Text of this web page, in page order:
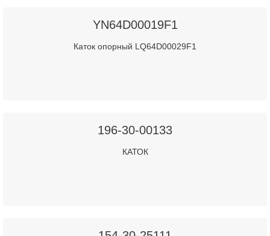
YN64D00019F1
Каток опорный LQ64D00029F1
196-30-00133
КАТОК